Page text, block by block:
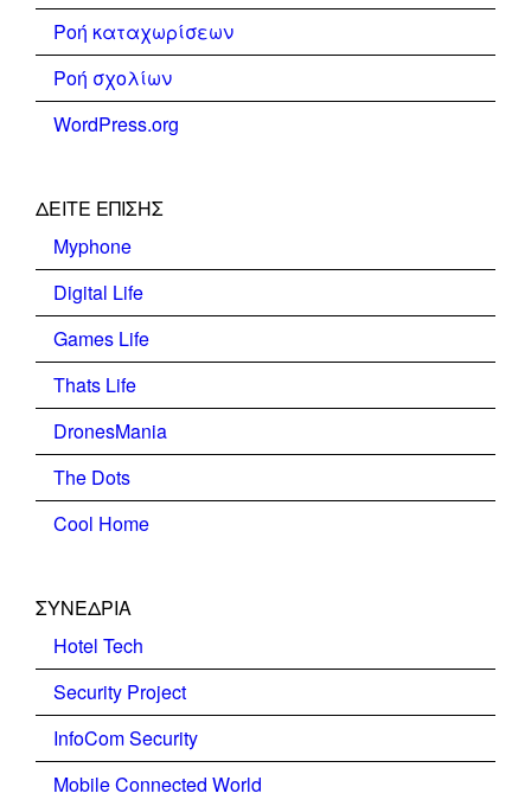
Ροή καταχωρίσεων
Ροή σχολίων
WordPress.org
ΔΕΊΤΕ ΕΠΊΣΗΣ
Myphone
Digital Life
Games Life
Thats Life
DronesMania
The Dots
Cool Home
ΣΥΝΕΔΡΙΑ
Hotel Tech
Security Project
InfoCom Security
Mobile Connected World